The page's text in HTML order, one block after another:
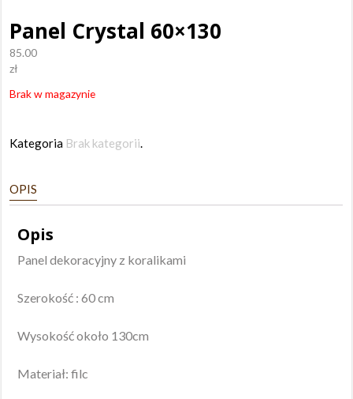
Panel Crystal 60×130
85.00
zł
Brak w magazynie
Kategoria Brak kategorii.
OPIS
Opis
Panel dekoracyjny z koralikami
Szerokość : 60 cm
Wysokość około 130cm
Materiał: filc